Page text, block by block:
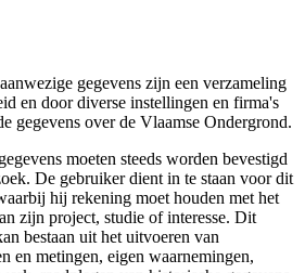
gegevens zijn een verzameling
en door diverse instellingen en firma's
gegevens over de Vlaamse Ondergrond.
moeten steeds worden bevestigd
De gebruiker dient in te staan voor dit
hij rekening moet houden met het
zijn project, studie of interesse. Dit
bestaan uit het uitvoeren van
en metingen, eigen waarnemingen,